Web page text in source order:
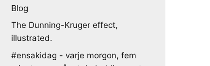
Blog
The Dunning-Kruger effect,
illustrated.
#ensakidag - varje morgon, fem